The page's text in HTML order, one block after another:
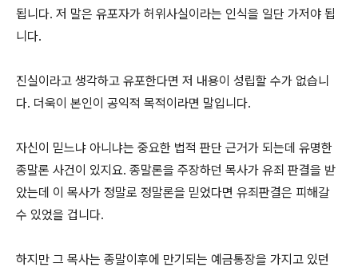
됩니다. 저 말은 유포자가 허위사실이라는 인식을 일단 가저야 됩
니다.
진실이라고 생각하고 유포한다면 저 내용이 성립할 수가 없습니
다. 더욱이 본인이 공익적 목적이라면 말입니다.
자신이 믿느냐 아니냐는 중요한 법적 판단 근거가 되는데 유명한
종말론 사건이 있지요. 종말론을 주장하던 목사가 유죄 판결을 받
았는데 이 목사가 정말로 정말론을 믿었다면 유죄판결은 피해갈
수 있었을 겁니다.
하지만 그 목사는 종말이후에 만기되는 예금통장을 가지고 있던